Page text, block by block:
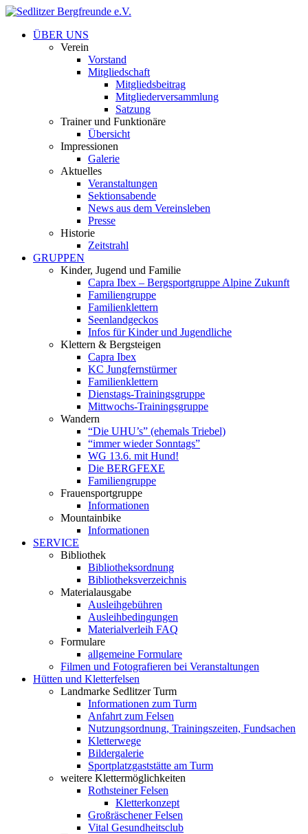
ÜBER UNS
Verein
Vorstand
Mitgliedschaft
Mitgliedsbeitrag
Mitgliederversammlung
Satzung
Trainer und Funktionäre
Übersicht
Impressionen
Galerie
Aktuelles
Veranstaltungen
Sektionsabende
News aus dem Vereinsleben
Presse
Historie
Zeitstrahl
GRUPPEN
Kinder, Jugend und Familie
Capra Ibex – Bergsportgruppe Alpine Zukunft
Familiengruppe
Familienklettern
Seenlandgeckos
Infos für Kinder und Jugendliche
Klettern & Bergsteigen
Capra Ibex
KC Jungfernstürmer
Familienklettern
Dienstags-Trainingsgruppe
Mittwochs-Trainingsgruppe
Wandern
“Die UHU’s” (ehemals Triebel)
“immer wieder Sonntags”
WG 13.6. mit Hund!
Die BERGFEXE
Familiengruppe
Frauensportgruppe
Informationen
Mountainbike
Informationen
SERVICE
Bibliothek
Bibliotheksordnung
Bibliotheksverzeichnis
Materialausgabe
Ausleihgebühren
Ausleihbedingungen
Materialverleih FAQ
Formulare
allgemeine Formulare
Filmen und Fotografieren bei Veranstaltungen
Hütten und Kletterfelsen
Landmarke Sedlitzer Turm
Informationen zum Turm
Anfahrt zum Felsen
Nutzungsordnung, Trainingszeiten, Fundsachen
Kletterwege
Bildergalerie
Sportplatzgaststätte am Turm
weitere Klettermöglichkeiten
Rothsteiner Felsen
Kletterkonzept
Großräschener Felsen
Vital Gesundheitsclub